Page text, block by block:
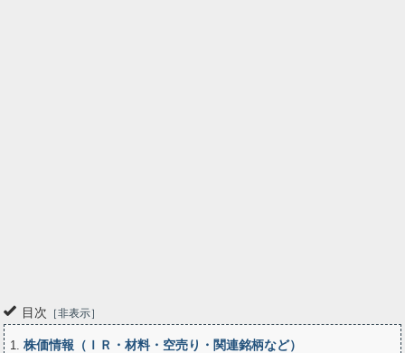
目次 非表示
1 株価情報（ＩＲ・材料・空売り・関連銘柄など）